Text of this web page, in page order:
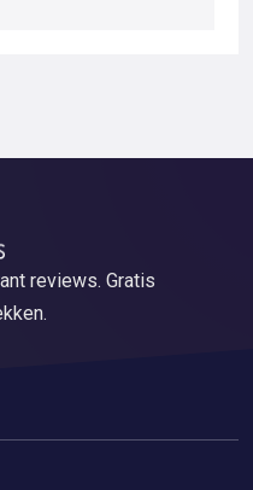
reviews. Gratis